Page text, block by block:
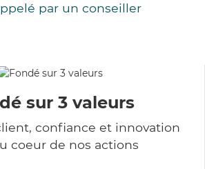
par un conseiller
sur 3 valeurs
confiance et innovation
coeur de nos actions